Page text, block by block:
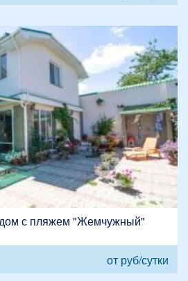
с пляжем "Жемчужный"
от руб/сутки